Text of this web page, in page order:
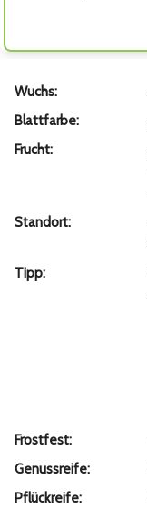
Wuchs:
Blattfarbe:
Frucht:
Standort:
Tipp:
Frostfest:
Genussreife:
Pflückreife: